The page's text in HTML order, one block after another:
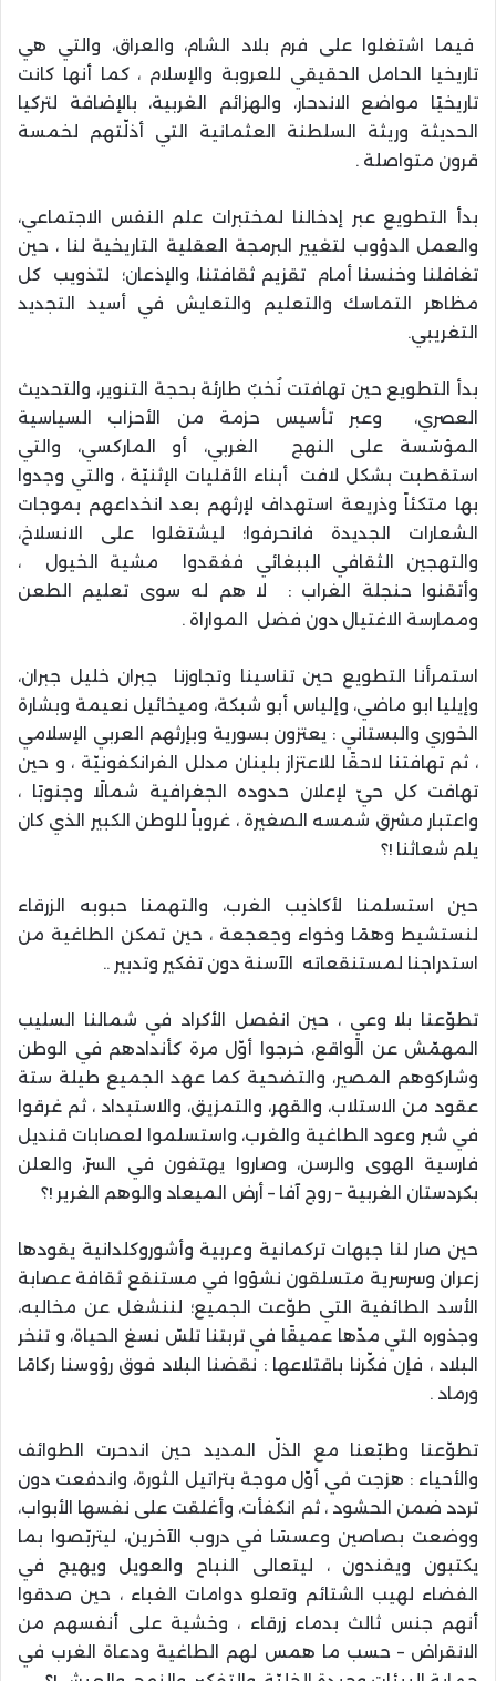
فيما اشتغلوا على فرم بلاد الشام، والعراق، والتي هي
تاريخيا الحامل الحقيقي للعروبة والإسلام ، كما أنها كانت
تاريخيًا مواضع الاندحار، والهزائم الغربية، بالإضافة لتركيا
الحديثة وريثة السلطنة العثمانية التي أذلّتهم لخمسة
قرون متواصلة .
بدأ التطويع عبر إدخالنا لمختبرات علم النفس الاجتماعي،
والعمل الدؤوب لتغيير البرمجة العقلية التاريخية لنا ، حين
تغافلنا وخنسنا أمام تقزيم ثقافتنا، والإذعان؛ لتذويب كل
مظاهر التماسك والتعليم والتعايش في أسيد التجديد
التغريبي.
بدأ التطويع حين تهافتت نُخبٌ طارئة بحجة التنوير، والتحديث
العصري، وعبر تأسيس حزمة من الأحزاب السياسية
المؤسّسة على النهج الغربي، أو الماركسي، والتي
استقطبت بشكل لافت أبناء الأقليات الإثنيّة ، والتي وجدوا
بها متكئاً وذريعة استهداف لإرثهم بعد انخداعهم بموجات
الشعارات الجديدة فانحرفوا؛ ليشتغلوا على الانسلاخ،
والتهجين الثقافي الببغائي ففقدوا مشية الخيول ،
وأتقنوا حنجلة الغراب : لا هم له سوى تعليم الطعن
وممارسة الاغتيال دون فضل المواراة .
استمرأنا التطويع حين تناسينا وتجاوزنا جبران خليل جبران،
وإيليا ابو ماضي، وإلياس أبو شبكة، وميخائيل نعيمة وبشارة
الخوري والبستاني : يعتزون بسورية وبإرثهم العربي الإسلامي
، ثم تهافتنا لاحقًا للاعتزاز بلبنان مدلل الفرانكفونيّة ، و حين
تهافت كل حيّ لإعلان حدوده الجغرافية شمالًا وجنوبًا ،
واعتبار مشرق شمسه الصغيرة ، غروباً للوطن الكبير الذي كان
يلم شعاثنا !؟
حين استسلمنا لأكاذيب الغرب، والتهمنا حبوبه الزرقاء
لنستشيط وهمًا وخواء وجعجعة ، حين تمكن الطاغية من
استدراجنا لمستنقعاته الآسنة دون تفكير وتدبير ..
تطوّعنا بلا وعيٍ ، حين انفصل الأكراد في شمالنا السليب
المهمّش عن الواقع، خرجوا أوّل مرة كأندادهم في الوطن
وشاركوهم المصير، والتضحية كما عهد الجميع طيلة ستة
عقود من الاستلاب، والقهر، والتمزيق، والاستبداد ، ثم غرقوا
في شبر وعود الطاغية والغرب، واستسلموا لعصابات قنديل
فارسية الهوى والرسن، وصاروا يهتفون في السرّ، والعلن
بكردستان الغربية – روج آفا – أرض الميعاد والوهم الغرير !؟
حين صار لنا جبهات تركمانية وعربية وأشوروكلدانية يقودها
زعران وسرسرية متسلقون نشؤوا في مستنقع ثقافة عصابة
الأسد الطائفية التي طوّعت الجميع؛ لننشغل عن مخالبه،
وجذوره التي مدّها عميقًا في تربتنا تلسّ نسغ الحياة، و تنخر
البلاد ، فإن فكّرنا باقتلاعها : نقضنا البلاد فوق رؤوسنا ركامًا
ورماد .
تطوّعنا وطبّعنا مع الذلّ المديد حين اندحرت الطوائف
والأحياء : هزجت في أوّل موجة بتراتيل الثورة، واندفعت دون
تردد ضمن الحشود ، ثم انكفأت، وأغلقت على نفسها الأبواب،
ووضعت بصاصين وعسسًا في دروب الآخرين، ليتربّصوا بما
يكتبون ويفندون ، ليتعالى النباح والعويل ويهيج في
الفضاء لهيب الشتائم وتعلو دوامات الغباء ، حين صدقوا
أنهم جنس ثالث بدماء زرقاء ، وخشية على أنفسهم من
الانقراض – حسب ما همس لهم الطاغية ودعاة الغرب في